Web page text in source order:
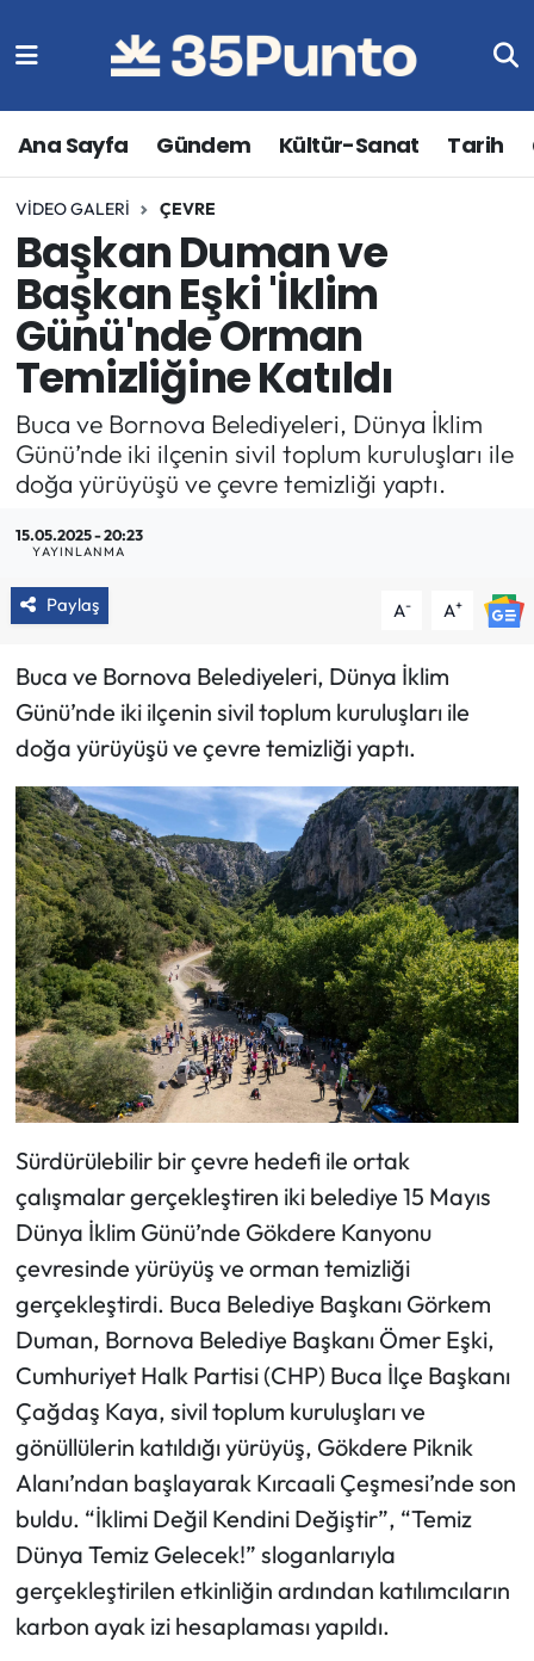
Ana Sayfa Gündem Kültür-Sanat Tarih
VIDEO GALERI ÇEVRE
Başkan Duman ve
Başkan Eşki 'İklim
Günü'nde Orman
Temizliğine Katıldı
Buca ve Bornova Belediyeleri, Dünya İklim
Günü’nde iki ilçenin sivil toplum kuruluşları ile
doğa yürüyüşü ve çevre temizliği yaptı.
15.05.2025 - 20:23
YAYINLANMA
Paylaş A- A+
Buca ve Bornova Belediyeleri, Dünya İklim
Günü’nde iki ilçenin sivil toplum kuruluşları ile
doğa yürüyüşü ve çevre temizliği yaptı.
Sürdürülebilir bir çevre hedefi ile ortak
çalışmalar gerçekleştiren iki belediye 15 Mayıs
Dünya İklim Günü’nde Gökdere Kanyonu
çevresinde yürüyüş ve orman temizliği
gerçekleştirdi. Buca Belediye Başkanı Görkem
Duman, Bornova Belediye Başkanı Ömer Eşki,
Cumhuriyet Halk Partisi (CHP) Buca İlçe Başkanı
Çağdaş Kaya, sivil toplum kuruluşları ve
gönüllülerin katıldığı yürüyüş, Gökdere Piknik
Alanı’ndan başlayarak Kırcaali Çeşmesi’nde son
buldu. “İklimi Değil Kendini Değiştir”, “Temiz
Dünya Temiz Gelecek!” sloganlarıyla
gerçekleştirilen etkinliğin ardından katılımcıların
karbon ayak izi hesaplaması yapıldı.